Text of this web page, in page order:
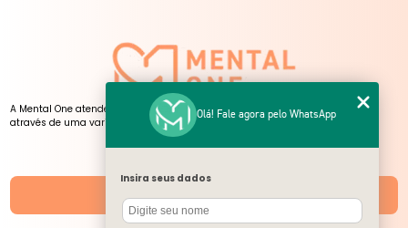
A Mental One atende pessoas de todas as idades, presencialmente e online,
através de uma variedade de serviços, atendimentos e atividades.
Unidades
Olá! Fale agora pelo WhatsApp
Insira seus dados